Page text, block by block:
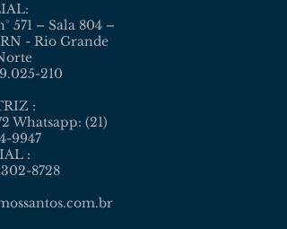
571 – Sala 804 –
- Rio Grande
210
:
Whatsapp: (21)
9947
:
8728